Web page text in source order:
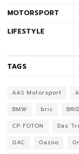
MOTORSPORT
LIFESTYLE
TAGS
AAS Motorsport
BMW
bric
CP FOTON
Das
GAC
Gazoo